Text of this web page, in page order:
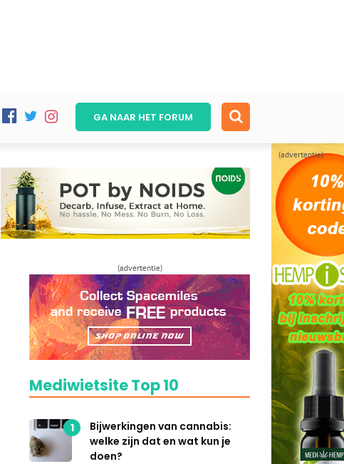
(advertentie)
GA NAAR HET FORUM
(advertentie)
Mediwietsite Top 10
1
Bijwerkingen van cannabis:
welke zijn dat en wat kun je
doen?